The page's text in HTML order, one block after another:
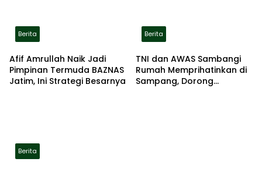
Berita
Afif Amrullah Naik Jadi
Pimpinan Termuda BAZNAS
Jatim, Ini Strategi Besarnya
Berita
TNI dan AWAS Sambangi
Rumah Memprihatinkan di
Sampang, Dorong
Berita